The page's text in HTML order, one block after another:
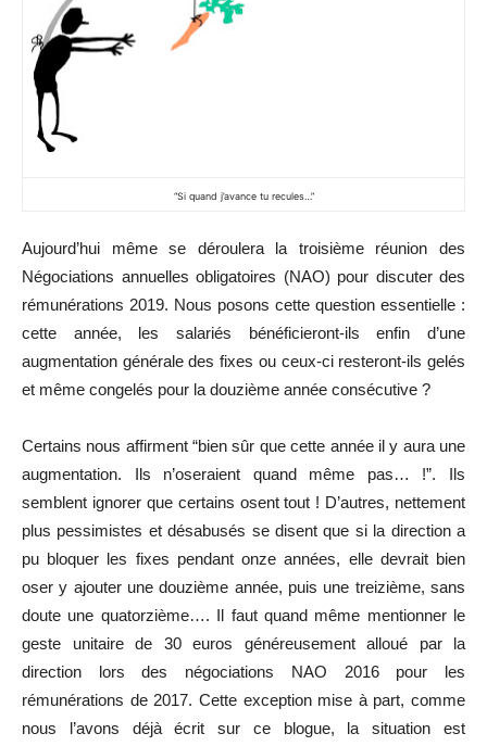
“Si quand j’avance tu recules…”
Aujourd’hui même se déroulera la troisième réunion des
Négociations annuelles obligatoires (NAO) pour discuter des
rémunérations 2019. Nous posons cette question essentielle :
cette année, les salariés bénéficieront-ils enfin d’une
augmentation générale des fixes ou ceux-ci resteront-ils gelés
et même congelés pour la douzième année consécutive ?
Certains nous affirment “bien sûr que cette année il y aura une
augmentation. Ils n’oseraient quand même pas… !”. Ils
semblent ignorer que certains osent tout ! D’autres, nettement
plus pessimistes et désabusés se disent que si la direction a
pu bloquer les fixes pendant onze années, elle devrait bien
oser y ajouter une douzième année, puis une treizième, sans
doute une quatorzième…. Il faut quand même mentionner le
geste unitaire de 30 euros généreusement alloué par la
direction lors des négociations NAO 2016 pour les
rémunérations de 2017. Cette exception mise à part, comme
nous l’avons déjà écrit sur ce blogue, la situation est